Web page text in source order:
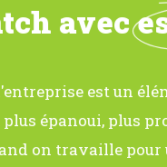
avec
est un
épanoui, plus
on travaille